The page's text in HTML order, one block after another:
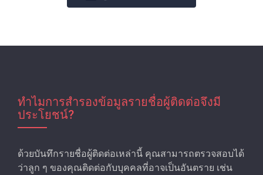
ทำไมการสํารองข้อมูลรายชื่อผู้ติดต่อจึงมี
ประโยชน์?
ด้วยบันทึกรายชื่อผู้ติดต่อเหล่านี้ คุณสามารถตรวจสอบได้
ว่าลูก ๆ ของคุณติดต่อกับบุคคลที่อาจเป็นอันตราย เช่น